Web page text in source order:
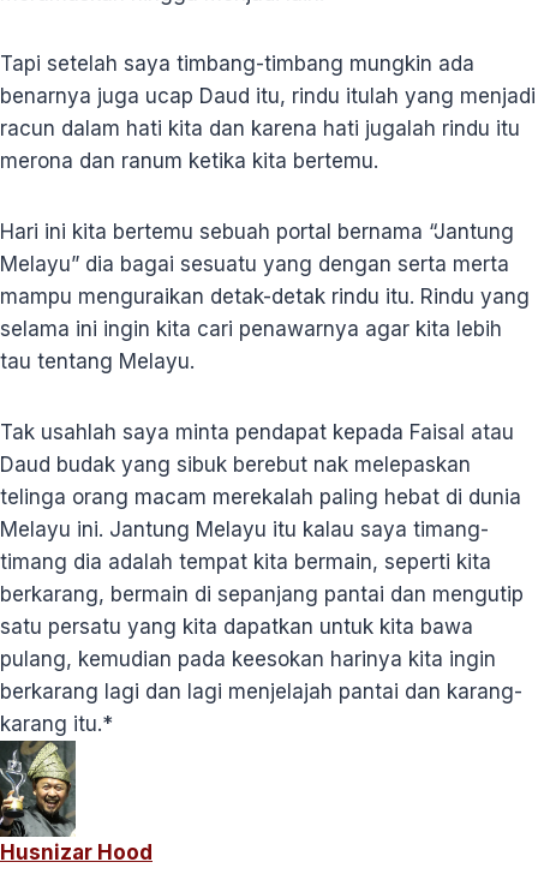
Tapi setelah saya timbang-timbang mungkin ada
benarnya juga ucap Daud itu, rindu itulah yang menjadi
racun dalam hati kita dan karena hati jugalah rindu itu
merona dan ranum ketika kita bertemu.
Hari ini kita bertemu sebuah portal bernama “Jantung
Melayu” dia bagai sesuatu yang dengan serta merta
mampu menguraikan detak-detak rindu itu. Rindu yang
selama ini ingin kita cari penawarnya agar kita lebih
tau tentang Melayu.
Tak usahlah saya minta pendapat kepada Faisal atau
Daud budak yang sibuk berebut nak melepaskan
telinga orang macam merekalah paling hebat di dunia
Melayu ini. Jantung Melayu itu kalau saya timang-
timang dia adalah tempat kita bermain, seperti kita
berkarang, bermain di sepanjang pantai dan mengutip
satu persatu yang kita dapatkan untuk kita bawa
pulang, kemudian pada keesokan harinya kita ingin
berkarang lagi dan lagi menjelajah pantai dan karang-
karang itu.*
Husnizar Hood